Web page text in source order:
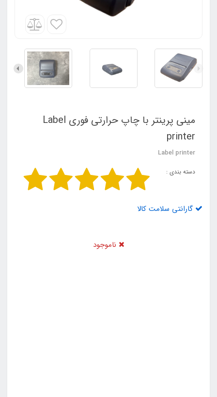
مینی پرینتر با چاپ حرارتی فوری Label
printer
Label printer
دسته بندی :
گارانتی سلامت کالا
ناموجود